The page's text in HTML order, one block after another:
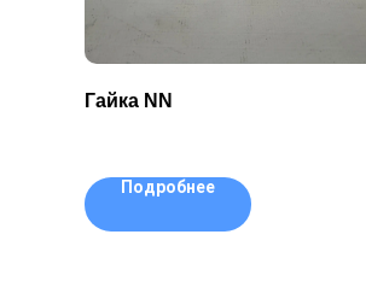
Гайка NN
Подробнее